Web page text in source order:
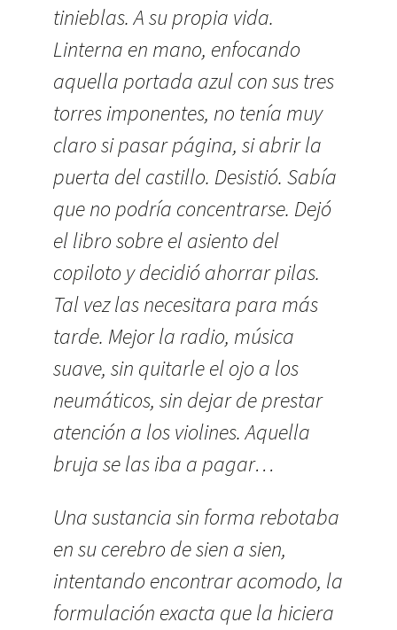
tinieblas. A su propia vida.
Linterna en mano, enfocando
aquella portada azul con sus tres
torres imponentes, no tenía muy
claro si pasar página, si abrir la
puerta del castillo. Desistió. Sabía
que no podría concentrarse. Dejó
el libro sobre el asiento del
copiloto y decidió ahorrar pilas.
Tal vez las necesitara para más
tarde. Mejor la radio, música
suave, sin quitarle el ojo a los
neumáticos, sin dejar de prestar
atención a los violines. Aquella
bruja se las iba a pagar…
Una sustancia sin forma rebotaba
en su cerebro de sien a sien,
intentando encontrar acomodo, la
formulación exacta que la hiciera